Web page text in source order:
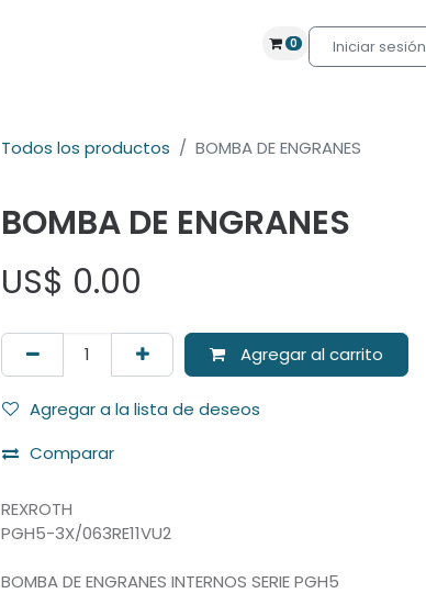
0 Iniciar sesión
Todos los productos BOMBA DE ENGRANES
BOMBA DE ENGRANES
US$ 0.00
Agregar al carrito
Agregar a la lista de deseos
Comparar
REXROTH
PGH5-3X/063RE11VU2
BOMBA DE ENGRANES INTERNOS SERIE PGH5